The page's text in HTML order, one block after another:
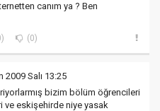
canım ya ? Ben
(0)
2009 Salı 13:25
bizim bölüm öğrencileri
ve eskişehirde niye yasak